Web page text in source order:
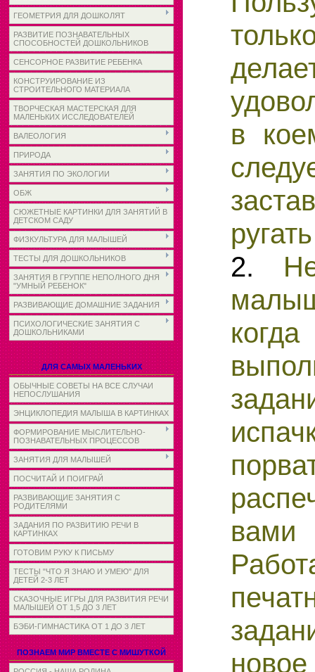
ГЕОМЕТРИЯ ДЛЯ ДОШКОЛЯТ
РАЗВИТИЕ ПОЗНАВАТЕЛЬНЫХ
СПОСОБНОСТЕЙ ДОШКОЛЬНИКОВ
СЕНСОРНОЕ РАЗВИТИЕ РЕБЕНКА
КОНСТРУИРОВАНИЕ ИЗ
СТРОИТЕЛЬНОГО МАТЕРИАЛА
ТВОРЧЕСКАЯ МАСТЕРСКАЯ ДЛЯ
МАЛЕНЬКИХ ИССЛЕДОВАТЕЛЕЙ
ВАЛЕОЛОГИЯ
ПРИРОДА
ЗАНЯТИЯ ПО ЭКОЛОГИИ
ОБЖ
СЮЖЕТНЫЕ КАРТИНКИ ДЛЯ ЗАНЯТИЙ В
ДЕТСКОМ САДУ
ФИЗКУЛЬТУРА ДЛЯ МАЛЫШЕЙ
ТЕСТЫ ДЛЯ ДОШКОЛЬНИКОВ
ЗАНЯТИЯ В ГРУППЕ НЕПОЛНОГО ДНЯ
"УМНЫЙ РЕБЕНОК"
РАЗВИВАЮЩИЕ ДОМАШНИЕ ЗАДАНИЯ
ПСИХОЛОГИЧЕСКИЕ ЗАНЯТИЯ С
ДОШКОЛЬНИКАМИ
ДЛЯ САМЫХ МАЛЕНЬКИХ
ОБЫЧНЫЕ СОВЕТЫ НА ВСЕ СЛУЧАИ
НЕПОСЛУШАНИЯ
ЭНЦИКЛОПЕДИЯ МАЛЫША В КАРТИНКАХ
ФОРМИРОВАНИЕ МЫСЛИТЕЛЬНО-
ПОЗНАВАТЕЛЬНЫХ ПРОЦЕССОВ
ЗАНЯТИЯ ДЛЯ МАЛЫШЕЙ
ПОСЧИТАЙ И ПОИГРАЙ
РАЗВИВАЮЩИЕ ЗАНЯТИЯ С
РОДИТЕЛЯМИ
ЗАДАНИЯ ПО РАЗВИТИЮ РЕЧИ В
КАРТИНКАХ
ГОТОВИМ РУКУ К ПИСЬМУ
ТЕСТЫ "ЧТО Я ЗНАЮ И УМЕЮ" ДЛЯ
ДЕТЕЙ 2-3 ЛЕТ
СКАЗОЧНЫЕ ИГРЫ ДЛЯ РАЗВИТИЯ РЕЧИ
МАЛЫШЕЙ ОТ 1,5 ДО 3 ЛЕТ
БЭБИ-ГИМНАСТИКА ОТ 1 ДО 3 ЛЕТ
ПОЗНАЕМ МИР ВМЕСТЕ С МИШУТКОЙ
в
2.